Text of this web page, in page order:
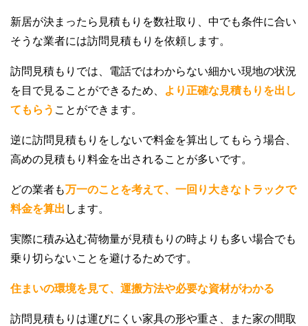
新居が決まったら見積もりを数社取り、中でも条件に合い
そうな業者には訪問見積もりを依頼します。
訪問見積もりでは、電話ではわからない細かい現地の状況
を目で見ることができるため、
より正確な見積もりを出し
てもらう ことができます。
逆に訪問見積もりをしないで料金を算出してもらう場合、
高めの見積もり料金を出されることが多いです。
どの業者も万一のことを考えて、一回り大きなトラックで
料金を算出 します。
実際に積み込む荷物量が見積もりの時よりも多い場合でも
乗り切らないことを避けるためです。
住まいの環境を見て、運搬方法や必要な資材がわかる
訪問見積もりは運びにくい家具の形や重さ、また家の間取